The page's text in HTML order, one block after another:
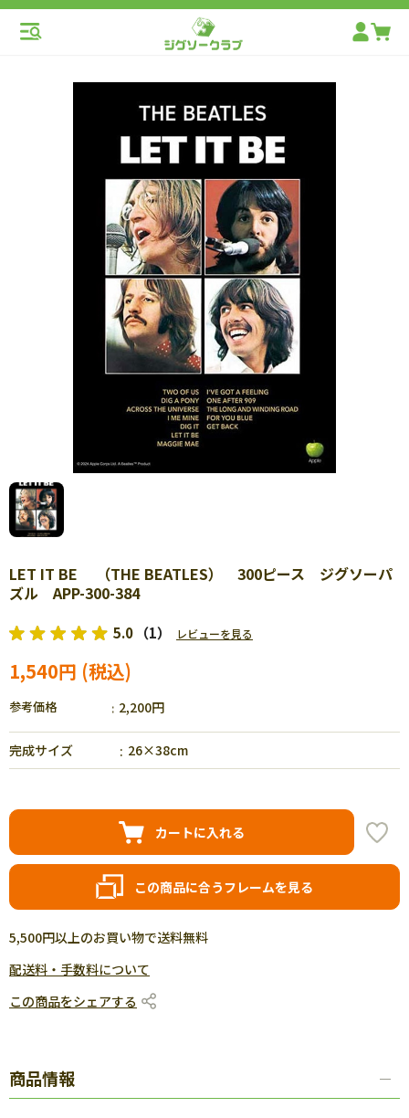
LET IT BE （THE BEATLES） 300ピース ジグソーパ
ズル APP-300-384
5.0 （1） レビューを見る
1,540円
参考価格 2,200円
完成サイズ 26×38cm
カートに入れる
この商品に合うフレームを見る
5,500円以上のお買い物で送料無料
配送料・手数料について
この商品をシェアする
商品情報